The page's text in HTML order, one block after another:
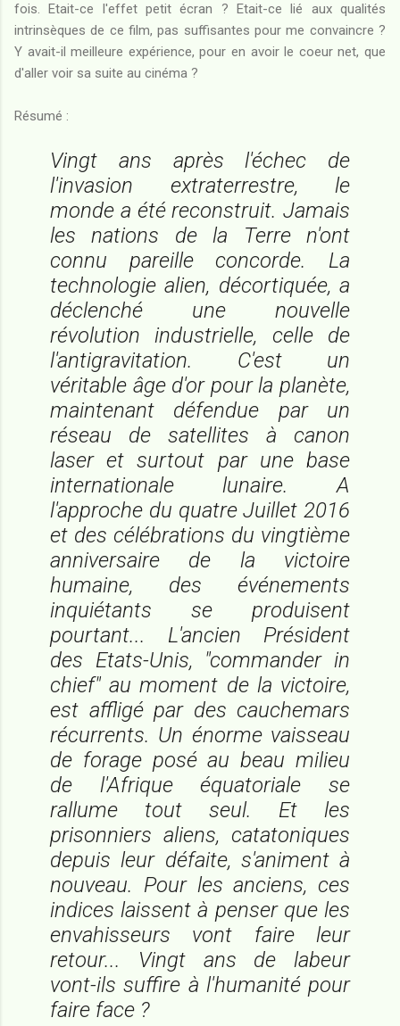
fois. Etait-ce l'effet petit écran ? Etait-ce lié aux qualités
intrinsèques de ce film, pas suffisantes pour me convaincre ?
Y avait-il meilleure expérience, pour en avoir le coeur net, que
d'aller voir sa suite au cinéma ?
Résumé :
Vingt ans après l'échec de
l'invasion extraterrestre, le
monde a été reconstruit. Jamais
les nations de la Terre n'ont
connu pareille concorde. La
technologie alien, décortiquée, a
déclenché une nouvelle
révolution industrielle, celle de
l'antigravitation. C'est un
véritable âge d'or pour la planète,
maintenant défendue par un
réseau de satellites à canon
laser et surtout par une base
internationale lunaire. A
l'approche du quatre Juillet 2016
et des célébrations du vingtième
anniversaire de la victoire
humaine, des événements
inquiétants se produisent
pourtant... L'ancien Président
des Etats-Unis, "commander in
chief" au moment de la victoire,
est affligé par des cauchemars
récurrents. Un énorme vaisseau
de forage posé au beau milieu
de l'Afrique équatoriale se
rallume tout seul. Et les
prisonniers aliens, catatoniques
depuis leur défaite, s'animent à
nouveau. Pour les anciens, ces
indices laissent à penser que les
envahisseurs vont faire leur
retour... Vingt ans de labeur
vont-ils suffire à l'humanité pour
faire face ?